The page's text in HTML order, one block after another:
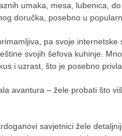
umaka, mesa, lubenica,
doručka, posebno u
pa svoje
svojih šefova kuhinje.
i uzrast, što je posebno
avantura – žele probati što
savjetnici žele